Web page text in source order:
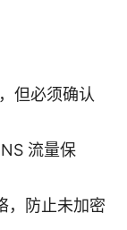
但必须确认
流量保
，防止未加密